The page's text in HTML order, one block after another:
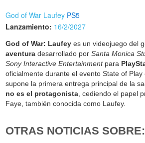
God of War Laufey PS5
Lanzamiento: 16/2/2027
God of War: Laufey es un videojuego del
aventura desarrollado porSanta Monica
Sony Interactive Entertainmentpara
oficialmente durante el evento State of Play
supone la primera entrega principal de la
no es el protagonista , cediendo el papel
Faye, también conocida como Laufey.
OTRAS NOTICIAS SOBRE: